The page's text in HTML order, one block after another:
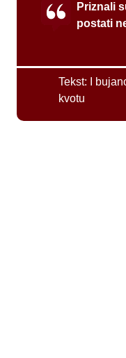
Priznali
postati
Tekst:
I
kvotu